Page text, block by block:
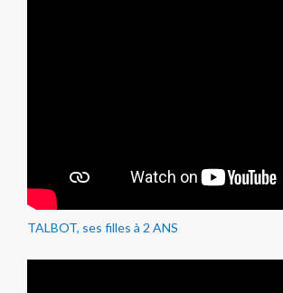
TALBOT, ses filles à 2 ANS